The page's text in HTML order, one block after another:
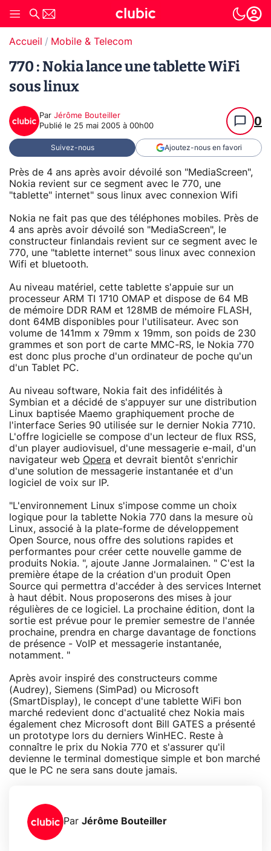
Accueil Mobile & Telecom
770 : Nokia lance une tablette WiFi
sous linux
Par Jérôme Bouteiller
Publié le 25 mai 2005 à 00h00 0
Suivez-nous Ajoutez-nous en favori
Près de 4 ans après avoir dévoilé son "MediaScreen",
Nokia revient sur ce segment avec le 770, une
"tablette" internet" sous linux avec connexion Wifi
Nokia ne fait pas que des téléphones mobiles. Près de
4 ans après avoir dévoilé son "MediaScreen", le
constructeur finlandais revient sur ce segment avec le
770, une "tablette internet" sous linux avec connexion
Wifi et bluetooth.
Au niveau matériel, cette tablette s'appuie sur un
processeur ARM TI 1710 OMAP et dispose de 64 MB
de mémoire DDR RAM et 128MB de mémoire FLASH,
dont 64MB disponibles pour l'utilisateur. Avec son
volume de 141mm x 79mm x 19mm, son poids de 230
grammes et son port de carte MMC-RS, le Nokia 770
est donc plus proche d'un ordinateur de poche qu'un
d'un Tablet PC.
Au niveau software, Nokia fait des infidélités à
Symbian et a décidé de s'appuyer sur une distribution
Linux baptisée Maemo graphiquement proche de
l'interface Series 90 utilisée sur le dernier Nokia 7710.
L'offre logicielle se compose d'un lecteur de flux RSS,
d'un player audiovisuel, d'une messagerie e-mail, d'un
navigateur web Opera et devrait bientôt s'enrichir
d'une solution de messagerie instantanée et d'un
logiciel de voix sur IP.
"L'environnement Linux s'impose comme un choix
logique pour la tablette Nokia 770 dans la mesure où
Linux, associé à la plate-forme de développement
Open Source, nous offre des solutions rapides et
performantes pour créer cette nouvelle gamme de
produits Nokia. ", ajoute Janne Jormalainen. " C'est la
première étape de la création d'un produit Open
Source qui permettra d'accéder à des services Internet
à haut débit. Nous proposerons des mises à jour
régulières de ce logiciel. La prochaine édition, dont la
sortie est prévue pour le premier semestre de l'année
prochaine, prendra en charge davantage de fonctions
de présence - VoIP et messagerie instantanée,
notamment. "
Après avoir inspiré des constructeurs comme
(Audrey), Siemens (SimPad) ou Microsoft
(SmartDisplay), le concept d'une tablette WiFi bon
marché redevient donc d'actualité chez Nokia mais
également chez Microsoft dont Bill GATES a présenté
un prototype lors du derniers WinHEC. Reste à
connaître le prix du Nokia 770 et s'assurer qu'il
devienne le terminal domestique simple et bon marché
que le PC ne sera sans doute jamais.
Par Jérôme Bouteiller